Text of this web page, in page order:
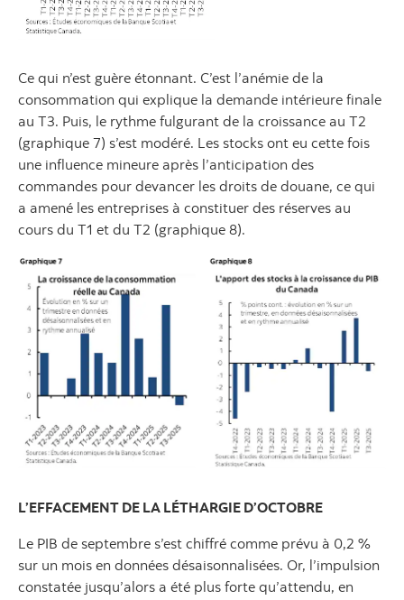
Ce qui n’est guère étonnant. C’est l’anémie de la
consommation qui explique la demande intérieure finale
au T3. Puis, le rythme fulgurant de la croissance au T2
(graphique 7) s’est modéré. Les stocks ont eu cette fois
une influence mineure après l’anticipation des
commandes pour devancer les droits de douane, ce qui
a amené les entreprises à constituer des réserves au
cours du T1 et du T2 (graphique 8).
L’EFFACEMENT DE LA LÉTHARGIE D’OCTOBRE
Le PIB de septembre s’est chiffré comme prévu à 0,2 %
sur un mois en données désaisonnalisées. Or, l’impulsion
constatée jusqu’alors a été plus forte qu’attendu, en